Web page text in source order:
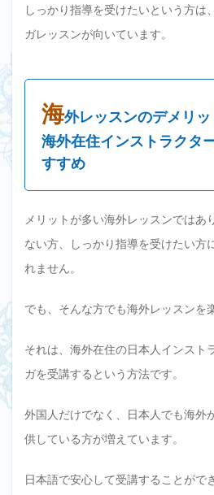
しっかり指導を受けたいという方は
ガレッスンが向いています。
海外レッスンのデメリッ
海外在住インストラクタ
すすめ
メリットが多い海外レッスンではあ
ない方、しっかり指導を受けたい方
れません。
でも、そんな方でも海外レッスンを
それは、海外在住の日本人インスト
ガを受講するという方法です。
外国人だけでなく、日本人でも海外
供している方が増えています。
日本語で安心して受講することがで